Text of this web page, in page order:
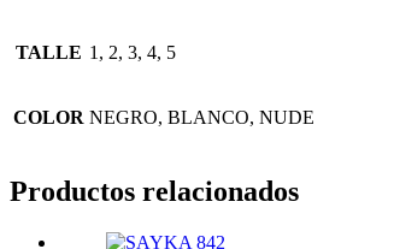
TALLE 1, 2, 3, 4, 5
COLOR NEGRO, BLANCO, NUDE
Productos relacionados